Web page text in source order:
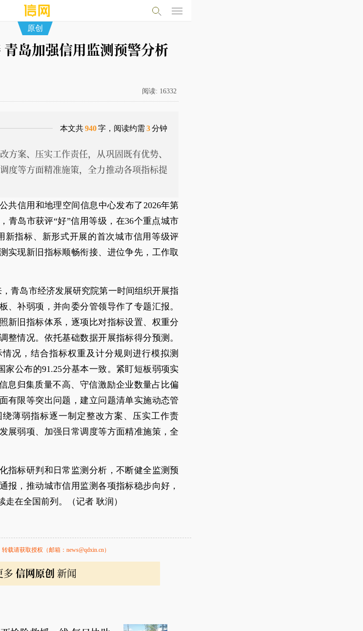
原创
岛加强信用监测预警分析
阅读: 16332
本文共940字，阅读约需 3分钟
方案、压实工作责任，从巩固既有优势、
度等方面精准施策，全力推动各项指标提
共信用和地理空间信息中心发布了2026年第
青岛市获评“好”信用等级，在36个重点城市
新指标、新形式开展的首次城市信用等级评
实现新旧指标顺畅衔接、进位争先，工作取
青岛市经济发展研究院第一时间组织开展指
、补弱项，并向委分管领导作了专题汇报。
新旧指标体系，逐项比对指标设置、权重分
整情况。依托基础数据开展指标得分预测。
况，结合指标权重及计分规则进行模拟测
家公布的91.25分基本一致。紧盯短板弱项实
息归集质量不高、守信激励企业数量占比偏
有限等突出问题，建立问题清单实施动态管
薄弱指标逐一制定整改方案、压实工作责
展弱项、加强日常调度等方面精准施策，全
指标研判和日常监测分析，不断健全监测预
报，推动城市信用监测各项指标稳步向好，
在全国前列。（记者 耿润）
载请获取授权（邮箱：news@qdxin.cn）
多 信网原创 新闻